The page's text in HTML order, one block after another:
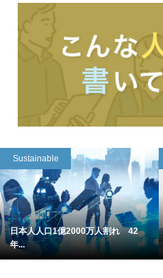
Sustainable
日本人人口1億2000万人割れ 42
年...